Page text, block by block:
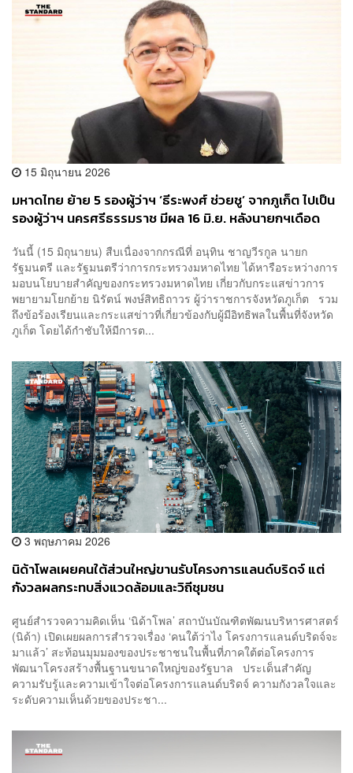
15 มิถุนายน 2026
มหาดไทย ย้าย 5 รองผู้ว่าฯ ‘ธีระพงศ์ ช่วยชู’ จากภูเก็ต ไปเป็น
รองผู้ว่าฯ นครศรีธรรมราช มีผล 16 มิ.ย. หลังนายกฯเดือด
วันนี้ (15 มิถุนายน) สืบเนื่องจากกรณีที่ อนุทิน ชาญวีรกูล นายก
รัฐมนตรี และรัฐมนตรีว่าการกระทรวงมหาดไทย ได้หารือระหว่างการ
มอบนโยบายสำคัญของกระทรวงมหาดไทย เกี่ยวกับกระแสข่าวการ
พยายามโยกย้าย นิรัตน์ พงษ์สิทธิถาวร ผู้ว่าราชการจังหวัดภูเก็ต รวม
ถึงข้อร้องเรียนและกระแสข่าวที่เกี่ยวข้องกับผู้มีอิทธิพลในพื้นที่จังหวัด
ภูเก็ต โดยได้กำชับให้มีการต...
3 พฤษภาคม 2026
นิด้าโพลเผยคนใต้ส่วนใหญ่ขานรับโครงการแลนด์บริดจ์ แต่
กังวลผลกระทบสิ่งแวดล้อมและวิถีชุมชน
ศูนย์สำรวจความคิดเห็น ‘นิด้าโพล’ สถาบันบัณฑิตพัฒนบริหารศาสตร์
(นิด้า) เปิดเผยผลการสำรวจเรื่อง ‘คนใต้ว่าไง โครงการแลนด์บริดจ์จะ
มาแล้ว’ สะท้อนมุมมองของประชาชนในพื้นที่ภาคใต้ต่อโครงการ
พัฒนาโครงสร้างพื้นฐานขนาดใหญ่ของรัฐบาล ประเด็นสำคัญ
ความรับรู้และความเข้าใจต่อโครงการแลนด์บริดจ์ ความกังวลใจและ
ระดับความเห็นด้วยของประชา...